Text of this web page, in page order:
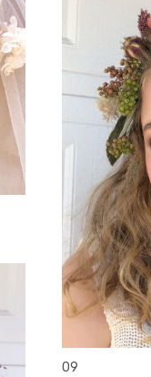
head accesory
09